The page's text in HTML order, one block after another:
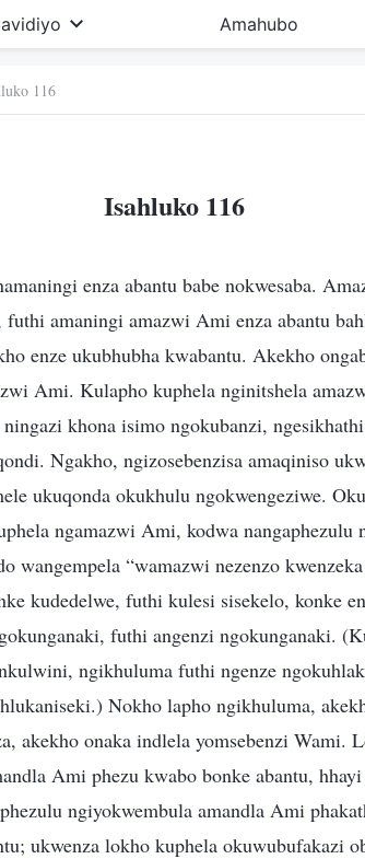
Amahubo
116
Isahluko 116
enza abantu babe nokwesaba.
futhi amaningi amazwi Ami enza abantu
enze ukubhubha kwabantu. Akekho
Ami. Kulapho kuphela nginitshela
khona isimo ngokubanzi,
Ngakho, ngizosebenzisa amaqiniso
ukuqonda okukhulu ngokwengeziwe.
ngamazwi Ami, kodwa nangaphezulu
wangempela “wamazwi nezenzo
kudedelwe, futhi kulesi sisekelo, konke
futhi angenzi ngokunganaki.
ngikhuluma futhi ngenze
Nokho lapho ngikhuluma,
akekho onaka indlela yomsebenzi Wami.
Ami phezu kwabo bonke abantu,
ngiyokwembula amandla Ami
ukwenza lokho kuphela okuwubufakazi